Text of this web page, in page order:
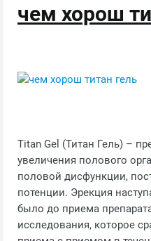
чем хорош
Titan Gel (Титан Гель) –
увеличения полового
половой дисфункции,
потенции. Эрекция
было до приема
исследования, которое